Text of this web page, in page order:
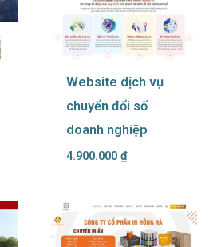
Website dịch vụ
chuyển đổi số
doanh nghiệp
4.900.000 ₫